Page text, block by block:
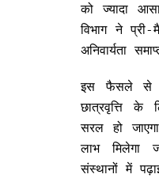
को ज्यादा
विभाग ने
अनिवार्यता
इस फैसले से
छात्रवृत्ति
सरल हो
लाभ मिलेगा
संस्थानों में